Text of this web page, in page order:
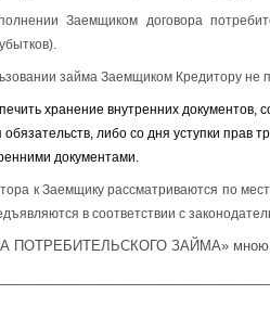
Заемщиком договора
займа Заемщиком Кредитору не
хранение внутренних документов,
либо со дня уступки прав
документами.
к Заемщику рассматриваются по
в соответствии с
ПОТРЕБИТЕЛЬСКОГО ЗАЙМА»